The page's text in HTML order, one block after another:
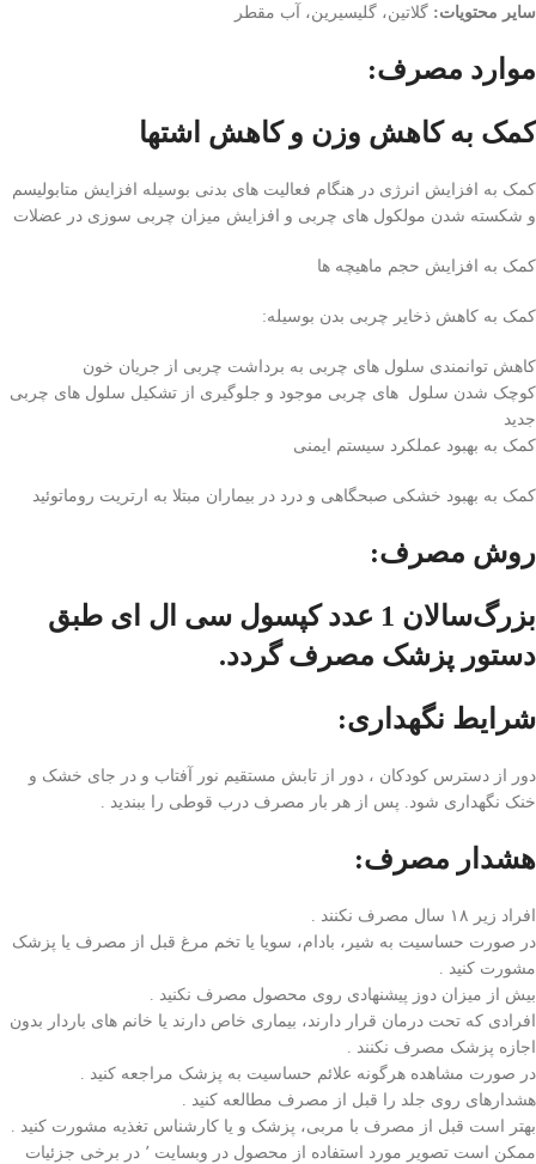
سایر محتویات: گلاتین، گلیسیرین، آب مقطر
موارد مصرف:
کمک به کاهش وزن و کاهش اشتها
کمک به افزایش انرژی در هنگام فعالیت های بدنی بوسیله افزایش متابولیسم
و شکسته شدن مولکول های چربی و افزایش میزان چربی سوزی در عضلات
کمک به افزایش حجم ماهیچه ها
کمک به کاهش ذخایر چربی بدن بوسیله:
کاهش توانمندی سلول های چربی به برداشت چربی از جریان خون
کوچک شدن سلول های چربی موجود و جلوگیری از تشکیل سلول های چربی
جدید
کمک به بهبود عملکرد سیستم ایمنی
کمک به بهبود خشکی صبحگاهی و درد در بیماران مبتلا به ارتریت روماتوئید
روش مصرف:
بزرگ‌سالان 1 عدد کپسول سی ال ای طبق
دستور پزشک مصرف گردد.
شرایط نگهداری:
دور از دسترس کودکان ، دور از تابش مستقیم نور آفتاب و در جای خشک و
خنک نگهداری شود. پس از هر بار مصرف درب قوطی را ببندید .
هشدار مصرف:
افراد زیر ۱۸ سال مصرف نکنند .
در صورت حساسیت به شیر، بادام، سویا یا تخم مرغ قبل از مصرف یا پزشک
مشورت کنید .
بیش از میزان دوز پیشنهادی روی محصول مصرف نکنید .
افرادی که تحت درمان قرار دارند، بیماری خاص دارند یا خانم های باردار بدون
اجازه پزشک مصرف نکنند .
در صورت مشاهده هرگونه علائم حساسیت به پزشک مراجعه کنید .
هشدارهای روی جلد را قبل از مصرف مطالعه کنید .
بهتر است قبل از مصرف با مربی، پزشک و یا کارشناس تغذیه مشورت کنید .
ممکن است تصویر مورد استفاده از محصول در وبسایت ٬ در برخی جزئیات